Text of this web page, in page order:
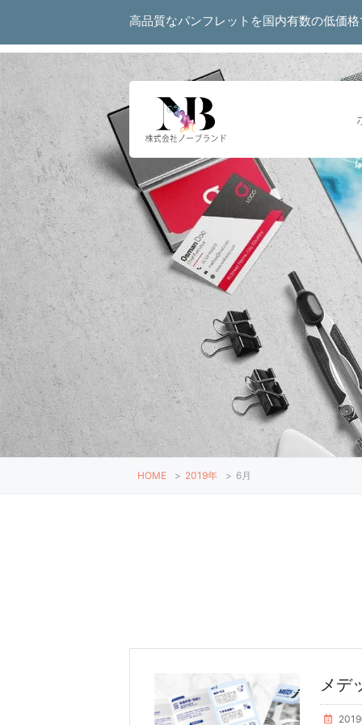
高品質なパンフレットを国内有数の低価
HOME > 2019年 > 6月
メデ